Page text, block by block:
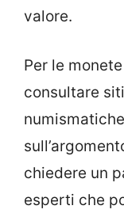
valore.
Per le
consultare
chiedere un
esperti che